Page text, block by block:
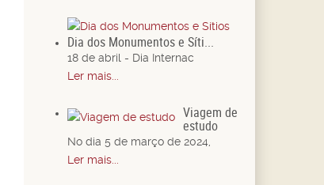
Dia dos Monumentos e Síti...
18 de abril - Dia Internac
Ler mais...
Viagem de
estudo
No dia 5 de março de 2024,
Ler mais...